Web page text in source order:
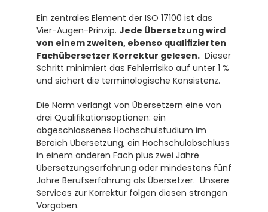
Ein zentrales Element der ISO 17100 ist das
Vier-Augen-Prinzip. Jede Übersetzung wird
von einem zweiten, ebenso qualifizierten
Fachübersetzer Korrektur gelesen.
  Dieser
Schritt minimiert das Fehlerrisiko auf unter 1 %
und sichert die terminologische Konsistenz.
Die Norm verlangt von Übersetzern eine von
drei Qualifikationsoptionen: ein
abgeschlossenes Hochschulstudium im
Bereich Übersetzung, ein Hochschulabschluss
in einem anderen Fach plus zwei Jahre
Übersetzungserfahrung oder mindestens fünf
Jahre Berufserfahrung als Übersetzer.  Unsere
Services zur Korrektur folgen diesen strengen
Vorgaben.